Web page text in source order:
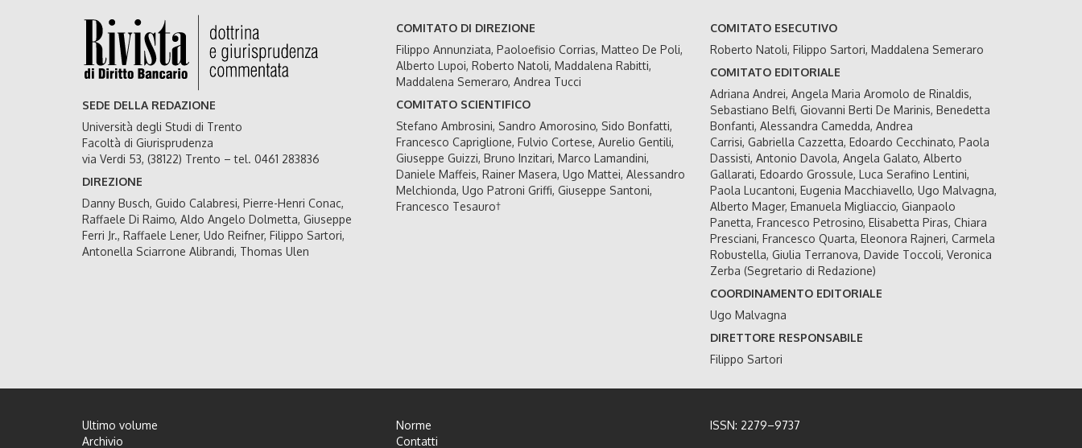
SEDE DELLA REDAZIONE
Università degli Studi di Trento
Facoltà di Giurisprudenza
via Verdi 53, (38122) Trento – tel. 0461 283836
DIREZIONE
Danny Busch, Guido Calabresi, Pierre-Henri Conac,
Raffaele Di Raimo, Aldo Angelo Dolmetta, Giuseppe
Ferri Jr., Raffaele Lener, Udo Reifner, Filippo Sartori,
Antonella Sciarrone Alibrandi, Thomas Ulen
COMITATO DI DIREZIONE
Filippo Annunziata, Paoloefisio Corrias, Matteo De Poli,
Alberto Lupoi, Roberto Natoli, Maddalena Rabitti,
Maddalena Semeraro, Andrea Tucci
COMITATO SCIENTIFICO
Stefano Ambrosini, Sandro Amorosino, Sido Bonfatti,
Francesco Capriglione, Fulvio Cortese, Aurelio Gentili,
Giuseppe Guizzi, Bruno Inzitari, Marco Lamandini,
Daniele Maffeis, Rainer Masera, Ugo Mattei, Alessandro
Melchionda, Ugo Patroni Griffi, Giuseppe Santoni,
Francesco Tesauro†
COMITATO ESECUTIVO
Roberto Natoli, Filippo Sartori, Maddalena Semeraro
COMITATO EDITORIALE
Adriana Andrei, Angela Maria Aromolo de Rinaldis,
Sebastiano Belfi, Giovanni Berti De Marinis, Benedetta
Bonfanti, Alessandra Camedda, Andrea
Carrisi, Gabriella Cazzetta, Edoardo Cecchinato, Paola
Dassisti, Antonio Davola, Angela Galato, Alberto
Gallarati, Edoardo Grossule, Luca Serafino Lentini,
Paola Lucantoni, Eugenia Macchiavello, Ugo Malvagna,
Alberto Mager, Emanuela Migliaccio, Gianpaolo
Panetta, Francesco Petrosino, Elisabetta Piras, Chiara
Presciani, Francesco Quarta, Eleonora Rajneri, Carmela
Robustella, Giulia Terranova, Davide Toccoli, Veronica
Zerba (Segretario di Redazione)
COORDINAMENTO EDITORIALE
Ugo Malvagna
DIRETTORE RESPONSABILE
Filippo Sartori
Ultimo volume
Archivio
Norme
Contatti
ISSN: 2279–9737